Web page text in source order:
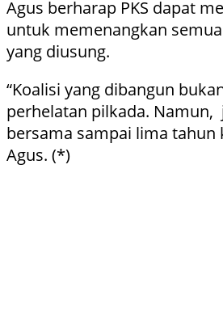
Agus berharap PKS dapat
untuk memenangkan
yang diusung.
“Koalisi yang dibangun
perhelatan pilkada. Namun,
bersama sampai lima tahun
Agus. (*)